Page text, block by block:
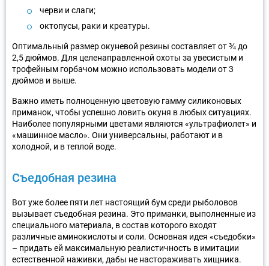
черви и слаги;
октопусы, раки и креатуры.
Оптимальный размер окуневой резины составляет от ¾ до
2,5 дюймов. Для целенаправленной охоты за увесистым и
трофейным горбачом можно использовать модели от 3
дюймов и выше.
Важно иметь полноценную цветовую гамму силиконовых
приманок, чтобы успешно ловить окуня в любых ситуациях.
Наиболее популярными цветами являются «ультрафиолет» и
«машинное масло». Они универсальны, работают и в
холодной, и в теплой воде.
Съедобная резина
Вот уже более пяти лет настоящий бум среди рыболовов
вызывает съедобная резина. Это приманки, выполненные из
специального материала, в состав которого входят
различные аминокислоты и соли. Основная идея «съедобки»
– придать ей максимальную реалистичность в имитации
естественной наживки, дабы не настораживать хищника.